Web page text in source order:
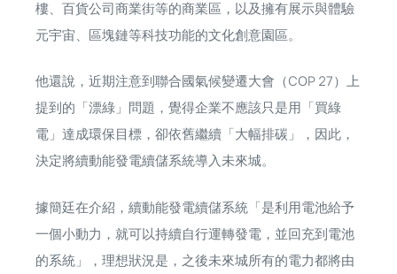
樓、百貨公司商業街等的商業區，以及擁有展示與體驗
元宇宙、區塊鏈等科技功能的文化創意園區。
他還說，近期注意到聯合國氣候變遷大會（COP 27）上
提到的「漂綠」問題，覺得企業不應該只是用「買綠
電」達成環保目標，卻依舊繼續「大幅排碳」，因此，
決定將續動能發電續儲系統導入未來城。
據簡廷在介紹，續動能發電續儲系統「是利用電池給予
一個小動力，就可以持續自行運轉發電，並回充到電池
的系統」，理想狀況是，之後未來城所有的電力都將由